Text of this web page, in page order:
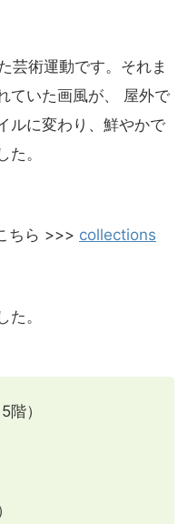
芸術運動です。それま
ていた画風が、 屋外で
ルに変わり、鮮やかで
。
ちら >>> collections
。
）